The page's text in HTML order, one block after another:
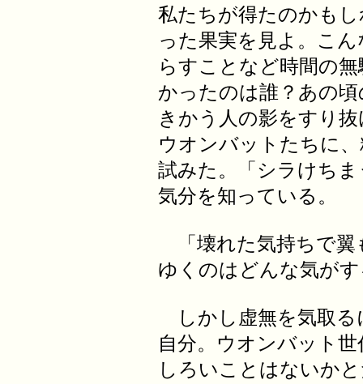
私たちが得たのかも
った果実を見よ。こ
らすことなど時間の
かったのは誰？あの
きかう人の影をすり
ウオンバットたちに
試みた。「シラけち
気分を知っている。
「壊れた気持ちで翼
ゆくのはどんな気が
しかし虚無を気取る
自分。ウオンバット
しろいことはないか